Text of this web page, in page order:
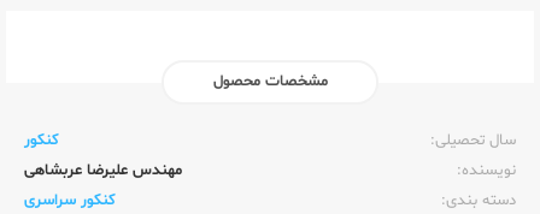
مشخصات محصول
سال تحصیلی:‌
کنکور
نویسنده:‌
مهندس علیرضا عربشاهی
دسته بندی:
کنکور سراسری